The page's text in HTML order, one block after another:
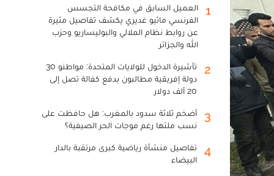
1
العميل السابق في مكافحة التجسس
الفرنسي ماثيو غديري يكشف تفاصيل مثيرة
عن روابط نظام الملالي والبوليساريو وحزب
الله والجزائر
2
تأشيرة الدخول للولايات المتحدة: مواطنو 30
دولة إفريقية مطالبون بدفع كفالة تصل إلى
20 ألف دولار
3
أضخم ثلاثة سدود بالمغرب: هل حافظت على
نسب ملئها رغم موجات الحر الصيفية؟
4
تفاصيل منشأة رياضية كبرى مرتقبة بالدار
البيضاء